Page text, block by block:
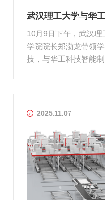
10月9日下午，武汉
学院院长郑渤龙带领
技，与华工科技智能
2025.11.07